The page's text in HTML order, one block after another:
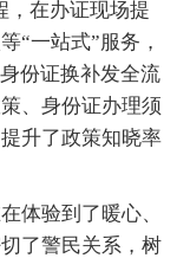
，在办证现场提
“一站式”服务，
份证换补发全流
、身份证办理须
升了政策知晓率
验到了暖心、
了警民关系，树